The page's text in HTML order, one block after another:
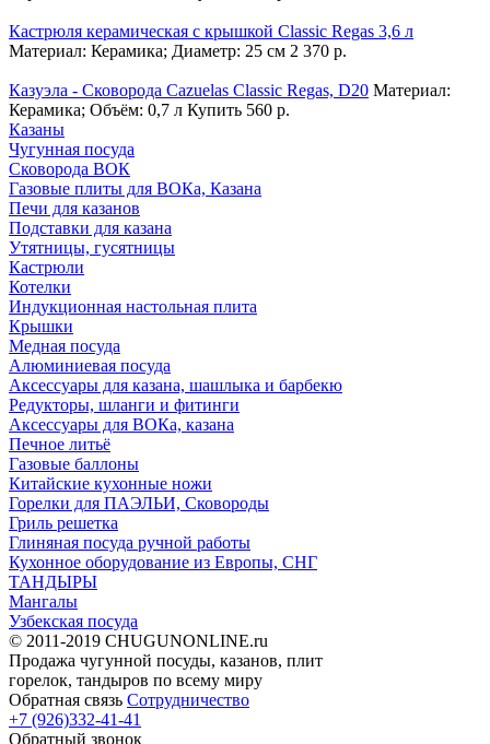
Кастрюля керамическая с крышкой Classic Regas 3,6 л
Материал: Керамика; Диаметр: 25 см 2 370 р.
Казуэла - Сковорода Cazuelas Classic Regas, D20 Материал:
Керамика; Объём: 0,7 л Купить 560 р.
Казаны
Чугунная посуда
Сковорода ВОК
Газовые плиты для ВОКа, Казана
Печи для казанов
Подставки для казана
Утятницы, гусятницы
Кастрюли
Котелки
Индукционная настольная плита
Крышки
Медная посуда
Алюминиевая посуда
Аксессуары для казана, шашлыка и барбекю
Редукторы, шланги и фитинги
Аксессуары для ВОКа, казана
Печное литьё
Газовые баллоны
Китайские кухонные ножи
Горелки для ПАЭЛЬИ, Сковороды
Гриль решетка
Глиняная посуда ручной работы
Кухонное оборудование из Европы, СНГ
ТАНДЫРЫ
Мангалы
Узбекская посуда
© 2011-2019 CHUGUNONLINE.ru
Продажа чугунной посуды, казанов, плит
горелок, тандыров по всему миру
Обратная связь Сотрудничество
+7 (926)332-41-41
Обратный звонок